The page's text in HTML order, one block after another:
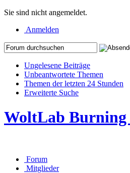
Sie sind nicht angemeldet.
Anmelden
Ungelesene Beiträge
Unbeantwortete Themen
Themen der letzten 24 Stunden
Erweiterte Suche
WoltLab Burning
Forum
Mitglieder